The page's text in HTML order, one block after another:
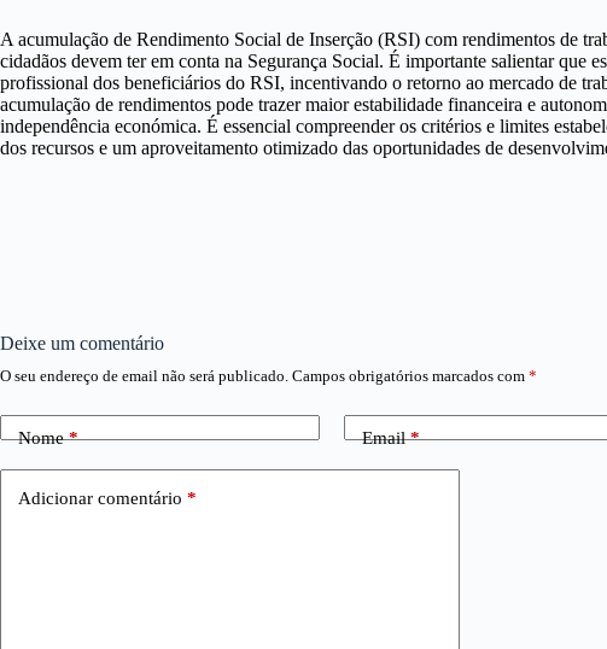
A acumulação de Rendimento Social de Inserção (RSI) com rendimentos de
cidadãos devem ter em conta na Segurança Social. É importante salientar que
profissional dos beneficiários do RSI, incentivando o retorno ao mercado de
acumulação de rendimentos pode trazer maior estabilidade financeira e
independência económica. É essencial compreender os critérios e limites
dos recursos e um aproveitamento otimizado das oportunidades de
Deixe um comentário
O seu endereço de email não será publicado. Campos obrigatórios marcados com *
Nome* Email*
Adicionar comentário *